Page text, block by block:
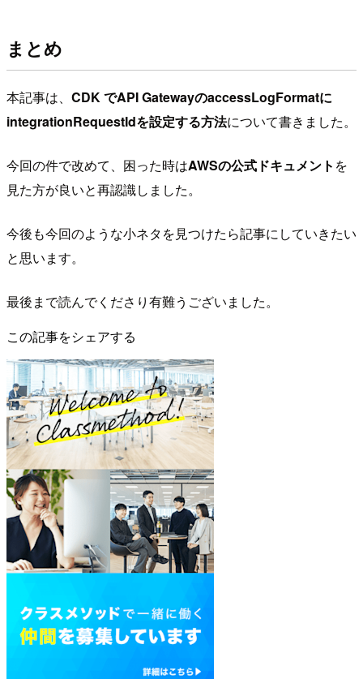
まとめ
本記事は、 CDK でAPI GatewayのaccessLogFormatに
integrationRequestIdを設定する方法について書きました。
今回の件で改めて、困った時はAWSの公式ドキュメント を
見た方が良いと再認識しました。
今後も今回のような小ネタを見つけたら記事にしていきたい
と思います。
最後まで読んでくださり有難うございました。
この記事をシェアする